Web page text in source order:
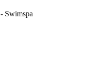
Swimspa